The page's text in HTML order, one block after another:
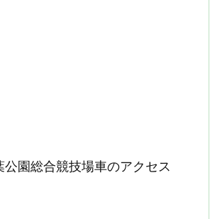
園総合競技場車のアクセス